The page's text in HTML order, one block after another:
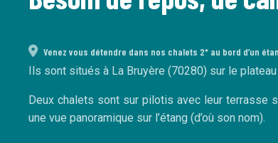
Venez vous détendre dans nos chalets 2* au bord d’un
Ils sont situés à La Bruyère (70280) sur le
Deux chalets sont sur pilotis avec leur terrasse
une vue panoramique sur l’étang (d’où son nom).